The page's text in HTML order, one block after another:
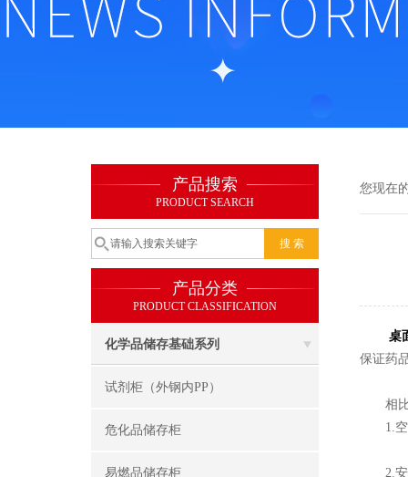
产品搜索
PRODUCT SEARCH
产品分类
PRODUCT CLASSIFICATION
化学品储存基础系列
试剂柜（外钢内PP）
危化品储存柜
易燃品储存柜
您现在
桌
保证药
相比
1.空气
2.安全